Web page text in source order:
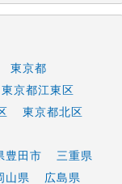
東京都
東京都江東区
東京都北区
豊田市
三重県
山県
広島県